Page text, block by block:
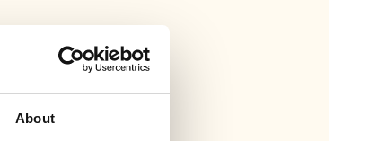
About